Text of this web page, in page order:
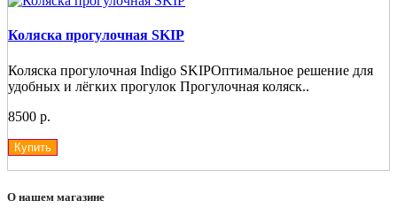
Коляска прогулочная SKIP
Коляска прогулочная Indigo SKIPОптимальное решение для
удобных и лёгких прогулок Прогулочная коляск..
8500 р.
Купить
О нашем магазине